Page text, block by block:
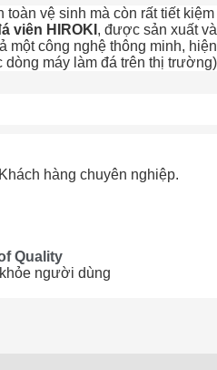
vệ sinh mà còn rất tiết
viên HIROKI , được sản xuất
công nghệ thông minh,
máy làm đá trên thị trường)
hàng chuyên nghiệp.
Quality
người dùng